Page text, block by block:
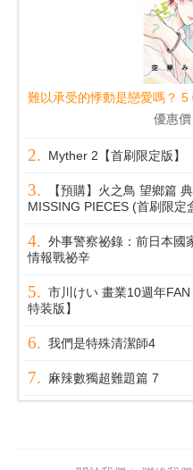
難以承受的悸動是戀愛嗎？ 5
優惠價
Myther 2【首刷限定版】
【預購】火之鳥 望鄉篇
MISSING PIECES (首刷限定
外事警察祕錄：前日本國
情報戰祕辛
市川けい 畫業10週年
特装版】
我們是特殊清潔師4
麻辣數獨超難題篇 7